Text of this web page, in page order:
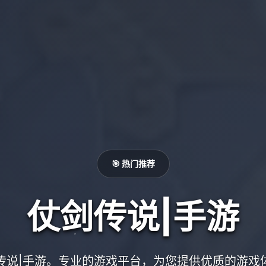
🎯 热门推荐
仗剑传说|手游
说|手游。专业的游戏平台，为您提供优质的游戏